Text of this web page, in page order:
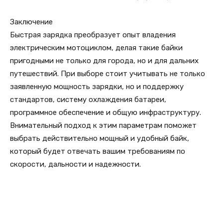
Заключение
Быстрая зарядка преобразует опыт владения
электрическим мотоциклом, делая такие байки
пригодными не только для города, но и для дальних
путешествий. При выборе стоит учитывать не только
заявленную мощность зарядки, но и поддержку
стандартов, систему охлаждения батареи,
программное обеспечение и общую инфраструктуру.
Внимательный подход к этим параметрам поможет
выбрать действительно мощный и удобный байк,
который будет отвечать вашим требованиям по
скорости, дальности и надежности.